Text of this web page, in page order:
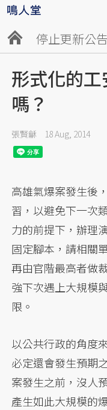
停止更新公告
形式化的
嗎？
張賢龢 18 Aug, 2014
高雄氣爆案發生後
習，以避免下一次
力的前提下，辦理
固定腳本，請相關
再由官階最高者做
強下次遇上大規模
限。
以公共行政的角度
必定還會發生預期
案發生之前，沒人
產生如此大規模的